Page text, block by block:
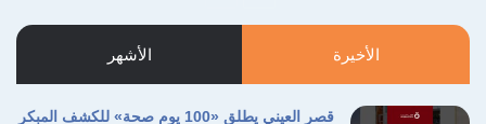
الأخيرة الأشهر
قصر العيني يطلق «100 يوم صحة» للكشف المبكر